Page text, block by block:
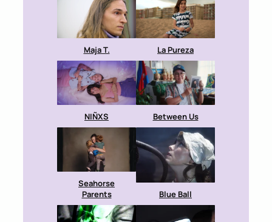
Maja T. La Pureza
NIÑXS Between Us
Seahorse
Parents
Blue Ball